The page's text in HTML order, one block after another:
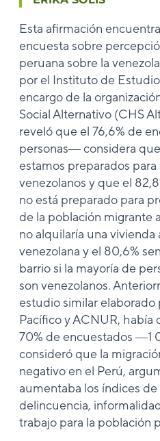
Esta afirmación
encuesta sobre
peruana sobre la
por el Instituto de
encargo de la
Social Alternativo (CHS
reveló que el 76,6% de
personas― considera
estamos preparados para
venezolanos y que el
no está preparado para
de la población migrante
no alquilaría una vivienda
venezolana y el 80,6%
barrio si la mayoría de
son venezolanos.
estudio similar elaborado
Pacífico y ACNUR, había
70% de encuestados ―1
consideró que la
negativo en el Perú,
aumentaba los índices
delincuencia,
trabajo para la población